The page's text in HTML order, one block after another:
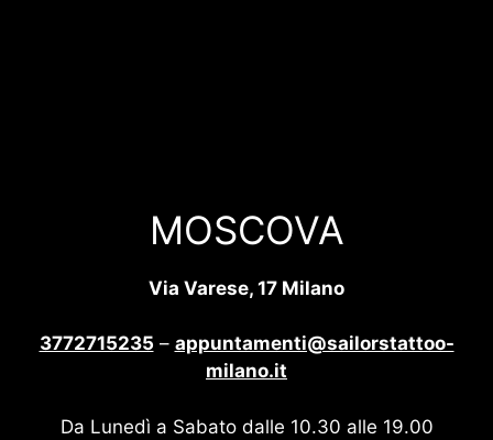
MOSCOVA
Via Varese, 17 Milano
3772715235 – appuntamenti@sailorstattoo-
milano.it
Da Lunedì a Sabato dalle 10.30 alle 19.00